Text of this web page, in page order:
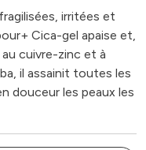
irritées et
Cica-gel apaise et,
cuivre-zinc et à
il assainit toutes les
douceur les peaux les